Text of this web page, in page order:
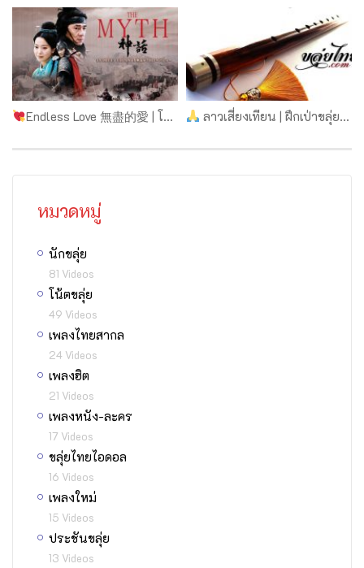
Endless Love 無盡的愛 | โน้ตขลุ่ย ลาวเสี่ยงเทียน | ฝึกเป่าขลุ่ย โน้ตขลุ่ย แท้บขลุ่ย | ขลุ่ยไทยดอทคอม
หมวดหมู่
นักขลุ่ย
81 Videos
โน้ตขลุ่ย
49 Videos
เพลงไทยสากล
24 Videos
เพลงฮิต
21 Videos
เพลงหนัง-ละคร
17 Videos
ขลุ่ยไทยไอดอล
16 Videos
เพลงใหม่
15 Videos
ประชันขลุ่ย
13 Videos